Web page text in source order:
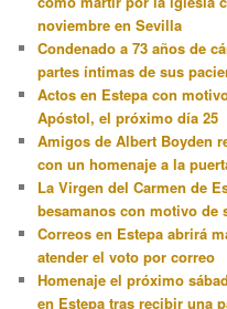
noviembre en Sevilla
Condenado a 73 años de
partes íntimas de sus
Actos en Estepa con
Apóstol, el próximo día 25
Amigos de Albert Boyden
con un homenaje a la
La Virgen del Carmen de
besamanos con motivo de
Correos en Estepa abrirá
atender el voto por correo
Homenaje el próximo
en Estepa tras recibir una